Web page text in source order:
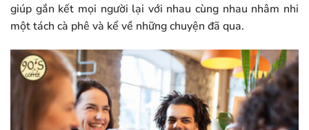
giúp gắn kết mọi người lại với nhau cùng nhau nhâm nhi
một tách cà phê và kể về những chuyện đã qua.